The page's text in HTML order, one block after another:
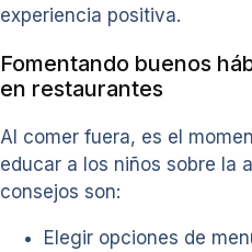
experiencia positiva.
Fomentando buenos
en restaurantes
Al comer fuera, es el
educar a los niños sobre la
consejos son:
Elegir opciones de